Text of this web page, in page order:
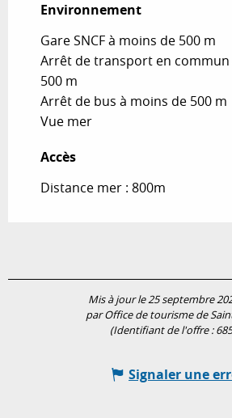
Environnement
Environnement
Gare SNCF à moins de 500 m
Arrêt de transport en commun
500 m
Arrêt de bus à moins de 500 m
Vue mer
Accès
Accès
Distance mer : 800m
Mis à jour le 25 septembre
par Office de tourisme de
(Identifiant de l'offre :
Signaler une